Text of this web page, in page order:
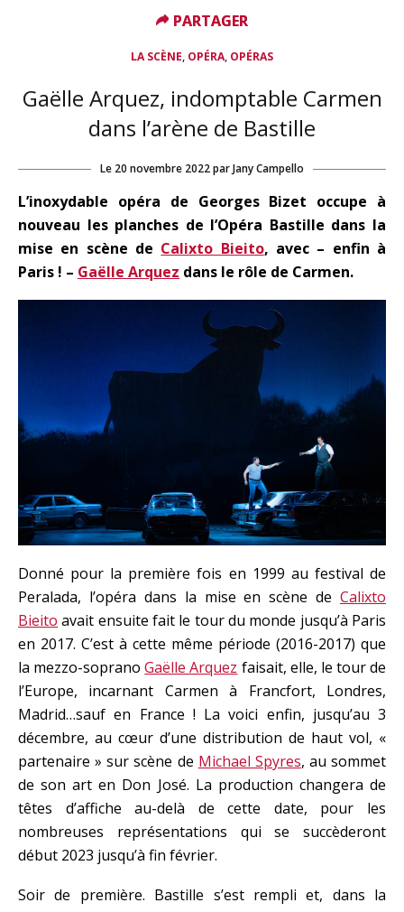
LA SCÈNE, OPÉRA, OPÉRAS
Gaëlle Arquez, indomptable Carmen
dans l’arène de Bastille
Le 20 novembre 2022parJany Campello
L’inoxydable opéra de Georges Bizet occupe à
nouveau les planches de l’Opéra Bastille dans la
mise en scène de Calixto Bieito, avec – enfin à
Paris ! – Gaëlle Arquez dans le rôle de Carmen.
Donné pour la première fois en 1999 au festival de
Peralada, l’opéra dans la mise en scène de Calixto
Bieito avait ensuite fait le tour du monde jusqu’à Paris
en 2017. C’est à cette même période (2016-2017) que
la mezzo-sopranoGaëlle Arquez faisait, elle, le tour de
l’Europe, incarnant Carmen à Francfort, Londres,
Madrid…sauf en France ! La voici enfin, jusqu’au 3
décembre, au cœur d’une distribution de haut vol, «
partenaire » sur scène de Michael Spyres, au sommet
de son art en Don José. La production changera de
têtes d’affiche au-delà de cette date, pour les
nombreuses représentations qui se succèderont
début 2023 jusqu’à fin février.
Soir de première. Bastille s’est rempli et, dans la
PARTAGER
PARTAGER